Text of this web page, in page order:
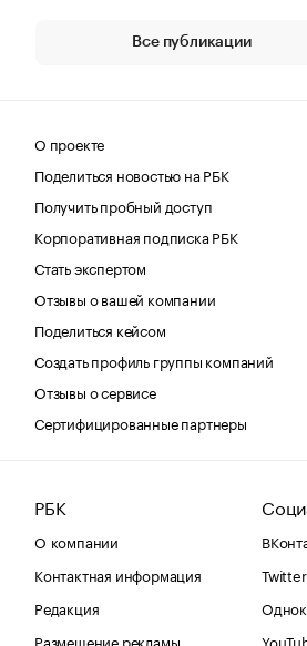
Все публикации
О проекте
Поделиться новостью на РБК
Получить пробный доступ
Корпоративная подписка РБК
Стать экспертом
Отзывы о вашей компании
Поделиться кейсом
Создать профиль группы компаний
Отзывы о сервисе
Сертифицированные партнеры
РБК
О компании
Контактная информация
Редакция
Размещение рекламы
Twitter